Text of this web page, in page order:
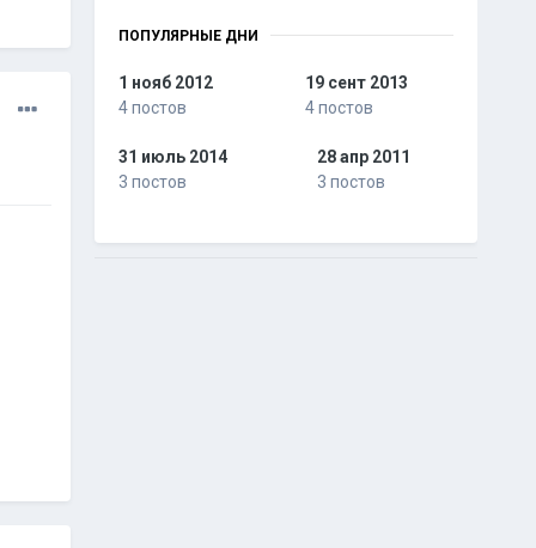
ПОПУЛЯРНЫЕ ДНИ
1 нояб 2012
4 постов
19 сент 2013
4 постов
31 июль 2014
3 постов
28 апр 2011
3 постов